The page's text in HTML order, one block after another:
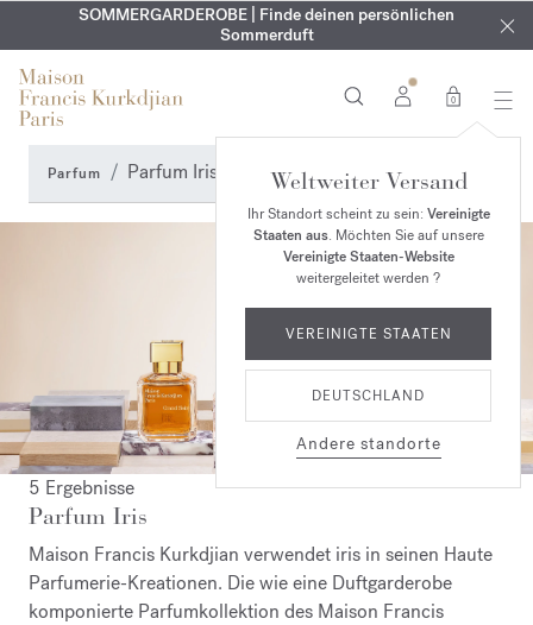
EXKLUSIV | Erhalten Sie OUD velvet moodin Ihrer Bestellung*
KOSTENLOSE GRAVUR | Auf alle Düfte und Körperöle bis zum
9. August
SOMMERGARDEROBE | Finde deinen persönlichen
Sommerduft
0
Weltweiter Versand
Ihr Standort scheint zu sein: Vereinigte
Staaten aus. Möchten Sie auf unsere
Vereinigte Staaten-Website
weitergeleitet werden ?
VEREINIGTE STAATEN
DEUTSCHLAND
Andere standorte
Parfum Parfum Iris
5 Ergebnisse
Parfum Iris
Maison Francis Kurkdjian verwendet iris in seinen Haute
Parfumerie-Kreationen. Die wie eine Duftgarderobe
komponierte Parfumkollektion des Maison Francis